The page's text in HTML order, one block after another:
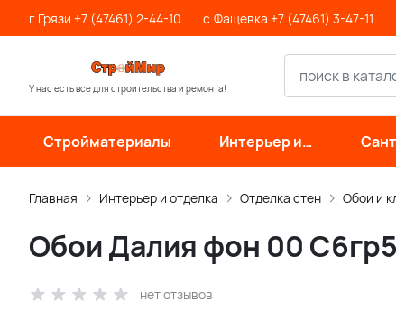
г.Грязи +7 (47461) 2-44-10 с.Фащевка +7 (47461) 3-47-11
У нас есть все для строительства и ремонта!
Стройматериалы
Интерьер и
отделка
Главная Интерьер и отделка Отделка стен Обои и
Обои Далия фон 00
нет отзывов